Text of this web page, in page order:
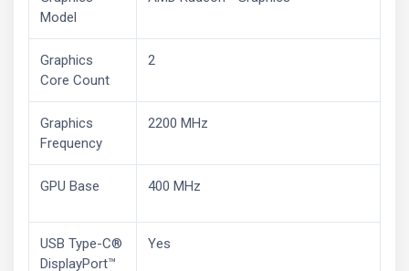
Model
Graphics
Core Count
2
Graphics
Frequency
2200 MHz
GPU Base 400 MHz
USB Type-C®
DisplayPort™
Yes